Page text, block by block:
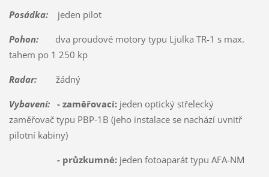
Posádka:jeden pilot
Pohon:dva proudové motory typu Ljulka TR-1 s max.
tahem po 1 250 kp
Radar:žádný
Vybavení: - zaměřovací:jeden optický střelecký
zaměřovač typu PBP-1B (jeho instalace se nachází uvnitř
pilotní kabiny)
- průzkumné: jeden fotoaparát typu AFA-NM